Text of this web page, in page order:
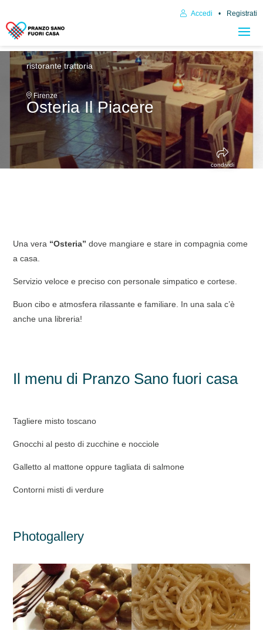
Accedi Registrati
ristorante trattoria
Firenze
Osteria Il Piacere
condividi
Una vera “Osteria” dove mangiare e stare in compagnia come
a casa.
Servizio veloce e preciso con personale simpatico e cortese.
Buon cibo e atmosfera rilassante e familiare. In una sala c’è
anche una libreria!
Il menu di Pranzo Sano fuori casa
Tagliere misto toscano
Gnocchi al pesto di zucchine e nocciole
Galletto al mattone oppure tagliata di salmone
Contorni misti di verdure
Photogallery